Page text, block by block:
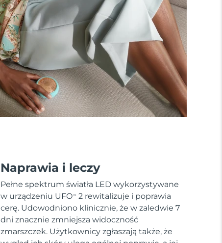
Naprawia i leczy
Pełne spektrum światła LED wykorzystywane
w urządzeniu UFOTM
2 rewitalizuje i poprawia
cerę. Udowodniono klinicznie, że w zaledwie 7
dni znacznie zmniejsza widoczność
zmarszczek. Użytkownicy zgłaszają także, że